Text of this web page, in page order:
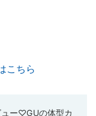
こちら
ー♡GUの体型カ